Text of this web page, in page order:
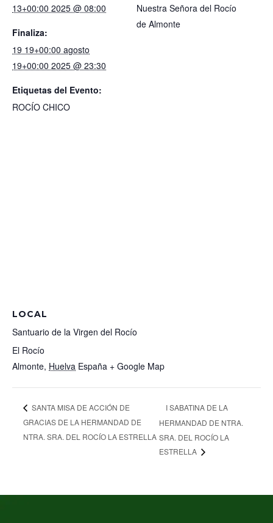
13+00:00 2025 @ 08:00
Finaliza:
19 19+00:00 agosto
19+00:00 2025 @ 23:30
Etiquetas del Evento:
ROCÍO CHICO
Nuestra Señora del Rocío
de Almonte
LOCAL
Santuario de la Virgen del Rocío
El Rocío
Almonte, Huelva España + Google Map
SANTA MISA DE ACCIÓN DE
GRACIAS DE LA HERMANDAD DE
NTRA. SRA. DEL ROCÍO LA ESTRELLA
I SABATINA DE LA
HERMANDAD DE NTRA.
SRA. DEL ROCÍO LA
ESTRELLA